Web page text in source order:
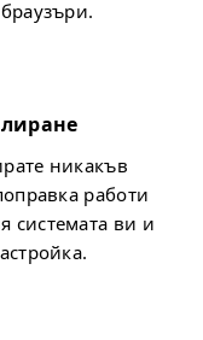
никакъв
работи
системата ви и